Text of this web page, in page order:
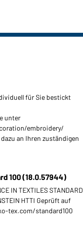
für Sie bestickt
unter
embroidery/
an Ihren zuständigen
100 (18.0.57944)
IN TEXTILES STANDARD
HTTI Geprüft auf
tex.com/standard100